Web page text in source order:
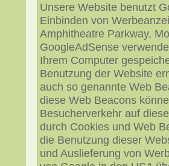
Unsere Website benutzt
Einbinden von
Amphitheatre Parkway,
GoogleAdSense
Ihrem Computer
Benutzung der Website
auch so genannte Web
diese Web Beacons
Besucherverkehr auf
durch Cookies und Web
die Benutzung dieser
und Auslieferung von